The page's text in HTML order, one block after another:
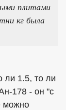
плитами
кг была
ли 1.5, то ли
178 - он "с
можно